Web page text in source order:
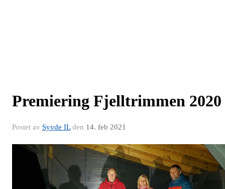
Premiering Fjelltrimmen 2020
Postet av Syvde ILden 14. feb 2021